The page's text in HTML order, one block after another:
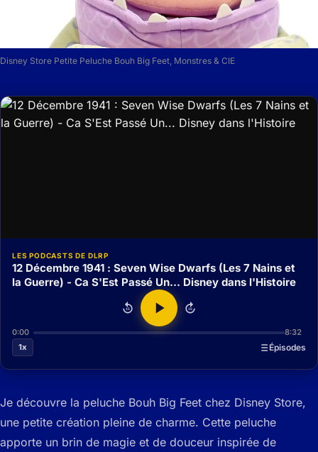
Disney Store Petite Peluche Bouh Big Feet, Monstres & CIE
LES PODCASTS DE DLRP
12 Décembre 1941 : Seven Wise Dwarfs (Les 7 Nains et
la Guerre) - Ca S'Est Passé Un... Disney dans l'Histoire
15 15
0:00
8:32
1x
Épisodes
Je découvre la peluche Bouh Big Feet chez Disney Store,
une petite création pleine de charme. Cette peluche
apporte un brin de magie et de douceur inspirée de